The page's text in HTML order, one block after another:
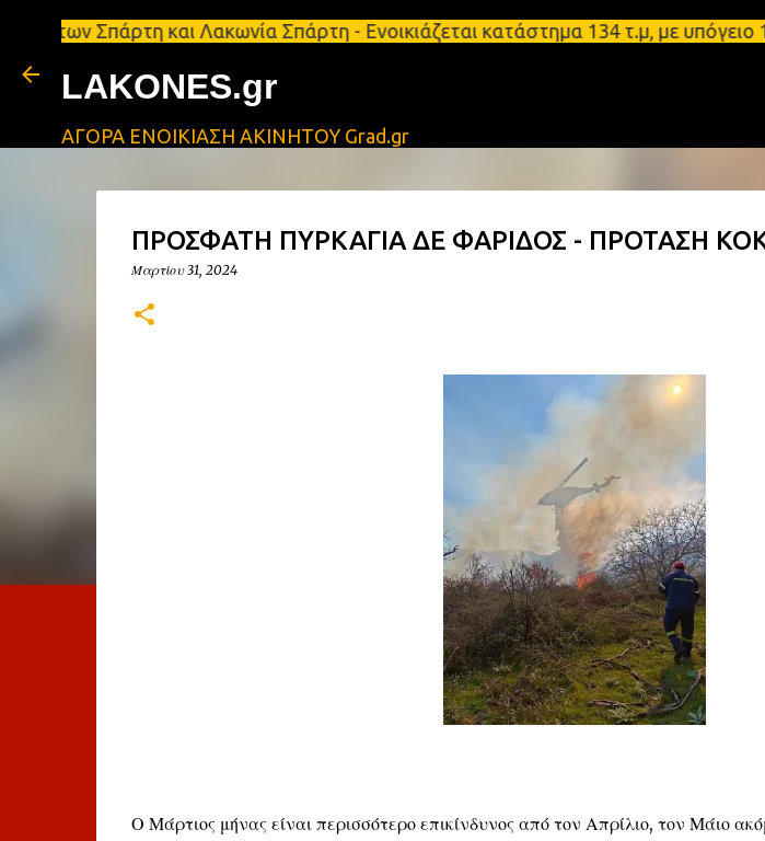
Μετάβαση στο
και Λακωνία Σπάρτη - Ενοικιάζεται κατάστημα 134 τ.μ, με υπόγειο
LAKONES.gr
ΑΓΟΡΑ ΕΝΟΙΚΙΑΣΗ ΑΚΙΝΗΤΟΥ Grad.gr
ΠΡΟΣΦΑΤΗ ΠΥΡΚΑΓΙΑ ΔΕ ΦΑΡΙΔΟΣ - ΠΡΟΤΑΣΗ
Μαρτίου 31, 2024
Ο Μάρτιος μήνας είναι περισσότερο επικίνδυνος από τον Απρίλιο, τον Μάιο